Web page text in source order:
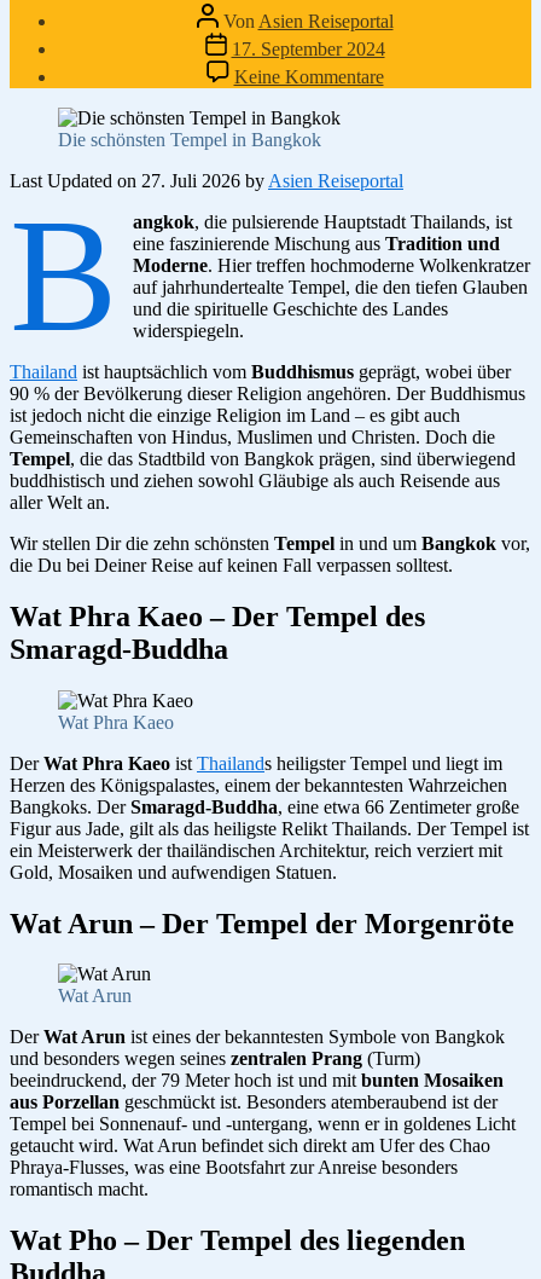
Beitragsautor
Von Asien Reiseportal
Veröffentlichungsdatum
17. September 2024
Keine Kommentarezu
Bangkok:
Tempel
Deine
Thailandreise
Die schönsten Tempel in Bangkok
Last Updated on 27. Juli 2026 by Asien Reiseportal
B angkok, die pulsierende Hauptstadt Thailands, ist
eine faszinierende Mischung ausTradition und
Moderne. Hier treffen hochmoderne Wolkenkratzer
auf jahrhundertealte Tempel, die den tiefen Glauben
und die spirituelle Geschichte des Landes
widerspiegeln.
Thailand ist hauptsächlich vom Buddhismus geprägt, wobei über
90 % der Bevölkerung dieser Religion angehören. Der Buddhismus
ist jedoch nicht die einzige Religion im Land – es gibt auch
Gemeinschaften von Hindus, Muslimen und Christen. Doch die
Tempel, die das Stadtbild von Bangkok prägen, sind überwiegend
buddhistisch und ziehen sowohl Gläubige als auch Reisende aus
aller Welt an.
Wir stellen Dir die zehn schönsten Tempel in und um Bangkok vor,
die Du bei Deiner Reise auf keinen Fall verpassen solltest.
Wat Phra Kaeo – Der Tempel des
Smaragd-Buddha
Wat Phra Kaeo
DerWat Phra Kaeo ist Thailands heiligster Tempel und liegt im
Herzen des Königspalastes, einem der bekanntesten Wahrzeichen
Bangkoks. DerSmaragd-Buddha, eine etwa 66 Zentimeter große
Figur aus Jade, gilt als das heiligste Relikt Thailands. Der Tempel ist
ein Meisterwerk der thailändischen Architektur, reich verziert mit
Gold, Mosaiken und aufwendigen Statuen.
Wat Arun – Der Tempel der Morgenröte
Wat Arun
DerWat Arun ist eines der bekanntesten Symbole von Bangkok
und besonders wegen seines zentralen Prang (Turm)
beeindruckend, der 79 Meter hoch ist und mitbunten Mosaiken
aus Porzellan geschmückt ist. Besonders atemberaubend ist der
Tempel bei Sonnenauf- und -untergang, wenn er in goldenes Licht
getaucht wird. Wat Arun befindet sich direkt am Ufer des Chao
Phraya-Flusses, was eine Bootsfahrt zur Anreise besonders
romantisch macht.
Wat Pho – Der Tempel des liegenden